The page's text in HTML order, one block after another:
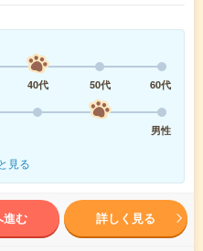
40代 50代
60代
男性
見る
進む 詳しく見る